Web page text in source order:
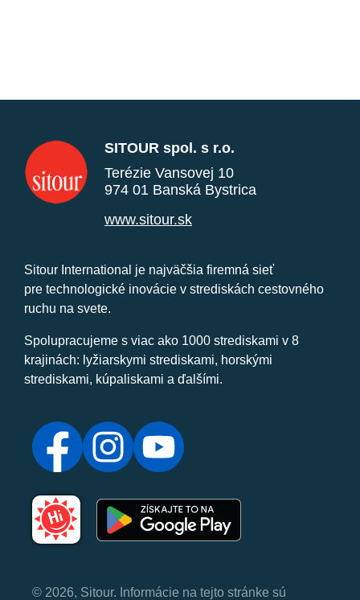
SITOUR spol. s r.o.
Terézie Vansovej 10
974 01 Banská Bystrica
www.sitour.sk
Sitour International je najväčšia firemná sieť
pre technologické inovácie v strediskách cestovného
ruchu na svete.
Spolupracujeme s viac ako 1000 strediskami v 8
krajinách: lyžiarskymi strediskami, horskými
strediskami, kúpaliskami a ďalšími.
© 2026, Sitour. Informácie na tejto stránke sú